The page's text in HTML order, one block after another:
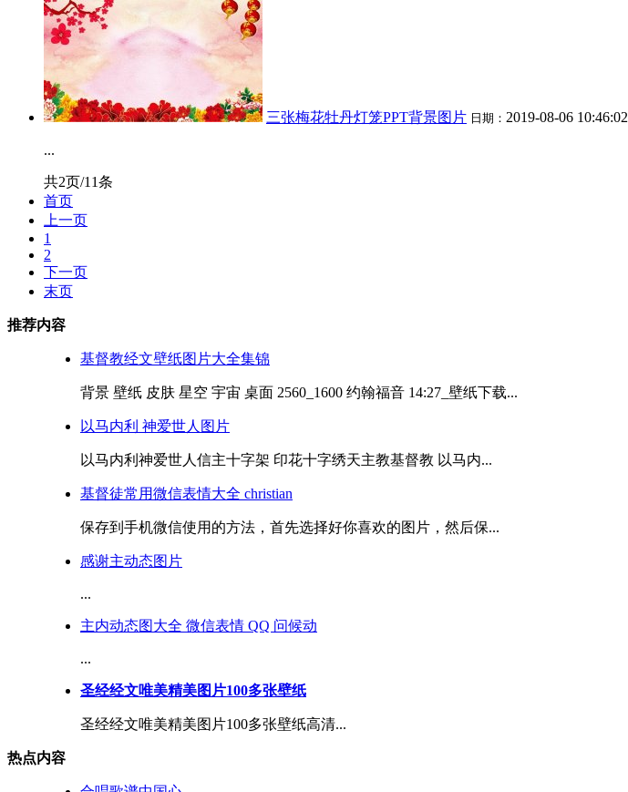
三张梅花牡丹灯笼PPT背景图片 日期： 2019-08-06 10:46:02
...
共2页/11条
首页
上一页
1
2
下一页
末页
推荐内容
基督教经文壁纸图片大全集锦
背景 壁纸 皮肤 星空 宇宙 桌面 2560_1600 约翰福音 14:27_壁纸下载...
以马内利 神爱世人图片
以马内利神爱世人信主十字架 印花十字绣天主教基督教 以马内...
基督徒常用微信表情大全 christian
保存到手机微信使用的方法，首先选择好你喜欢的图片，然后保...
感谢主动态图片
...
主内动态图大全 微信表情 QQ 问候动
...
圣经经文唯美精美图片100多张壁纸
圣经经文唯美精美图片100多张壁纸高清...
热点内容